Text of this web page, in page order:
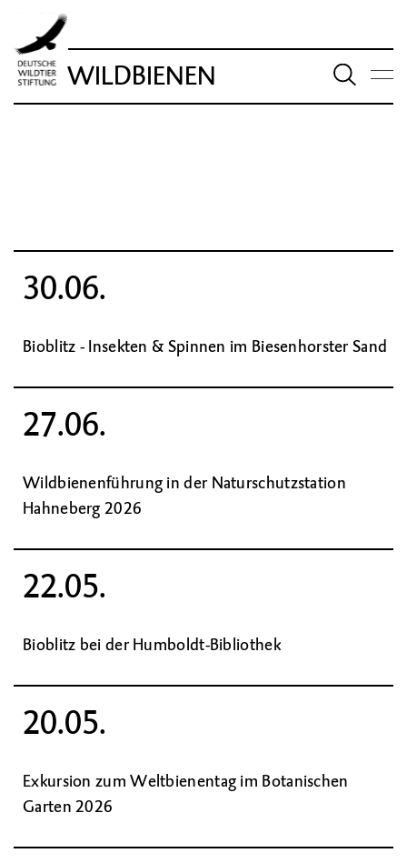
WILDBIENEN
30.06.
Bioblitz - Insekten & Spinnen im Biesenhorster Sand
27.06.
Wildbienenführung in der Naturschutzstation
Hahneberg 2026
22.05.
Bioblitz bei der Humboldt-Bibliothek
20.05.
Exkursion zum Weltbienentag im Botanischen
Garten 2026